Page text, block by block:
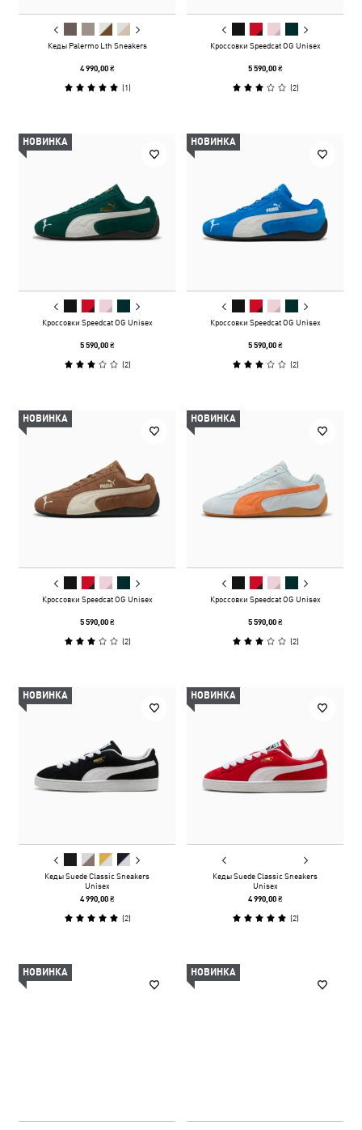
Кеды Palermo Lth Sneakers
4 990,00 ₴
(1)
Кроссовки Speedcat OG Unisex
5 590,00 ₴
(2)
НОВИНКА
Кроссовки Speedcat OG Unisex
5 590,00 ₴
(2)
НОВИНКА
Кроссовки Speedcat OG Unisex
5 590,00 ₴
(2)
НОВИНКА
Кроссовки Speedcat OG Unisex
5 590,00 ₴
(2)
НОВИНКА
Кроссовки Speedcat OG Unisex
5 590,00 ₴
(2)
НОВИНКА
Кеды Suede Classic Sneakers
Unisex
4 990,00 ₴
(2)
НОВИНКА
Кеды Suede Classic Sneakers
Unisex
4 990,00 ₴
(2)
НОВИНКА НОВИНКА